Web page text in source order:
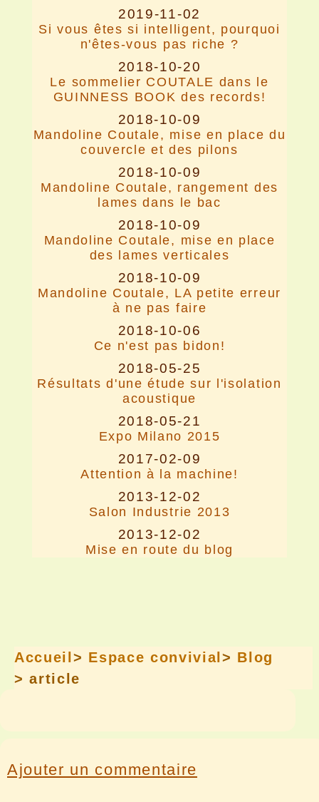
2019-11-02
Si vous êtes si intelligent, pourquoi
n'êtes-vous pas riche ?
2018-10-20
Le sommelier COUTALE dans le
GUINNESS BOOK des records!
2018-10-09
Mandoline Coutale, mise en place du
couvercle et des pilons
2018-10-09
Mandoline Coutale, rangement des
lames dans le bac
2018-10-09
Mandoline Coutale, mise en place
des lames verticales
2018-10-09
Mandoline Coutale, LA petite erreur
à ne pas faire
2018-10-06
Ce n'est pas bidon!
2018-05-25
Résultats d'une étude sur l'isolation
acoustique
2018-05-21
Expo Milano 2015
2017-02-09
Attention à la machine!
2013-12-02
Salon Industrie 2013
2013-12-02
Mise en route du blog
Accueil > Espace convivial> Blog
> article
Ajouter un commentaire